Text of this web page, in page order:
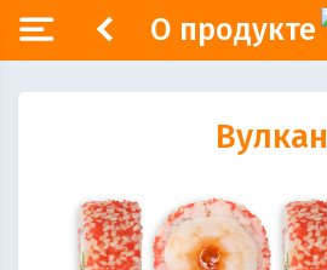
О продукте
Вулкан